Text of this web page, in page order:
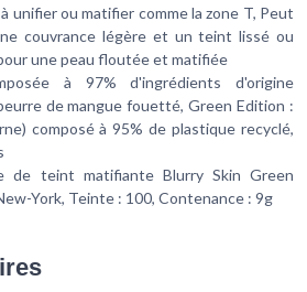
unifier ou matifier comme la zone T, Peut
couvrance légère et un teint lissé ou
une peau floutée et matifiée
à 97% d'ingrédients d'origine
de mangue fouetté, Green Edition :
composé à 95% de plastique recyclé,
de teint matifiante Blurry Skin Green
York, Teinte : 100, Contenance : 9g